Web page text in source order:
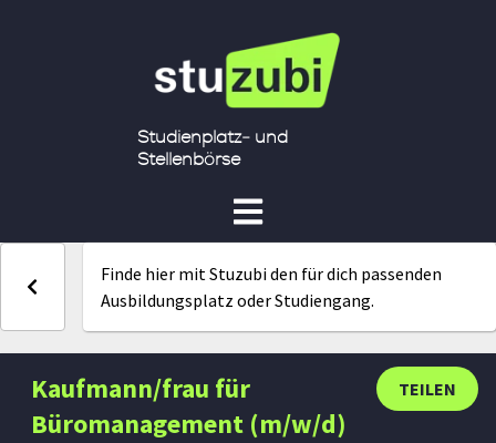
Studienplatz- und
Stellenbörse
Finde hier mit Stuzubi den für dich passenden
Ausbildungsplatz oder Studiengang.
TEILEN
Kaufmann/frau für
Büromanagement (m/w/d)